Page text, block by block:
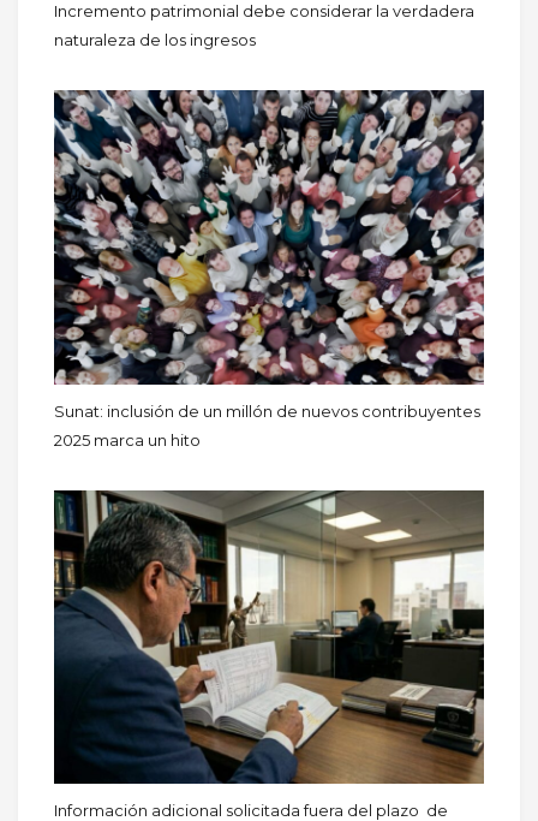
Incremento patrimonial debe considerar la verdadera
naturaleza de los ingresos
Sunat: inclusión de un millón de nuevos contribuyentes
2025 marca un hito
Información adicional solicitada fuera del plazo de